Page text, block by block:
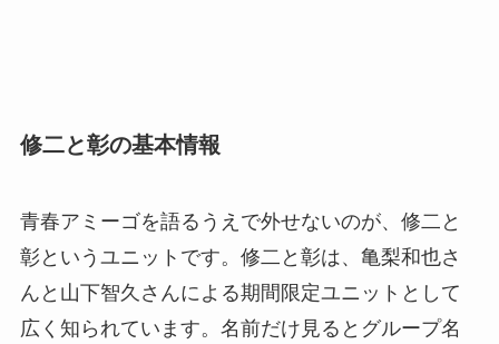
修二と彰の基本情報
青春アミーゴを語るうえで外せないのが、修二と
彰というユニットです。修二と彰は、亀梨和也さ
んと山下智久さんによる期間限定ユニットとして
広く知られています。名前だけ見るとグループ名